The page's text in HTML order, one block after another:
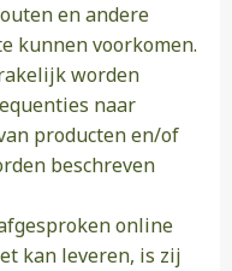
en andere
kunnen voorkomen.
worden
naar
producten en/of
beschreven
online
kan leveren, is zij